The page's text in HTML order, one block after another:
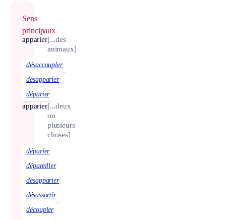
Sens
principaux
apparier[...des
animaux]
désaccoupler
désapparier
déparier
apparier[...deux
ou
plusieurs
choses]
déparier
dépareiller
désapparier
désassortir
découpler